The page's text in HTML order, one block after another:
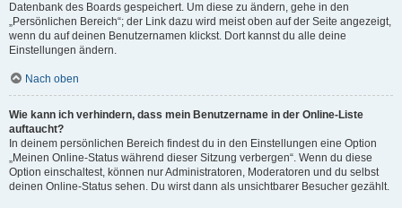
Datenbank des Boards gespeichert. Um diese zu ändern, gehe in den
„Persönlichen Bereich“; der Link dazu wird meist oben auf der Seite angezeigt,
wenn du auf deinen Benutzernamen klickst. Dort kannst du alle deine
Einstellungen ändern.
Nach oben
Wie kann ich verhindern, dass mein Benutzername in der Online-Liste
auftaucht?
In deinem persönlichen Bereich findest du in den Einstellungen eine Option
„Meinen Online-Status während dieser Sitzung verbergen“. Wenn du diese
Option einschaltest, können nur Administratoren, Moderatoren und du selbst
deinen Online-Status sehen. Du wirst dann als unsichtbarer Besucher gezählt.